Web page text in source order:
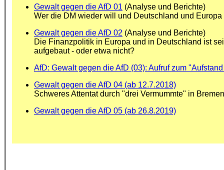
Gewalt gegen die AfD 01 (Analyse und Berichte)
Wer die DM wieder will und Deutschland und
Gewalt gegen die AfD 02 (Analyse und Berichte)
Die Finanzpolitik in Europa und in Deutschland ist
aufgebaut - oder etwa nicht?
AfD: Gewalt gegen die AfD (03): Aufruf zum
Gewalt gegen die AfD 04 (ab 12.7.2018)
Schweres Attentat durch "drei Vermummte" in
Gewalt gegen die AfD 05 (ab 26.8.2019)